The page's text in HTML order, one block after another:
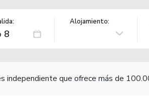
Alojamiento:
independiente que ofrece más de